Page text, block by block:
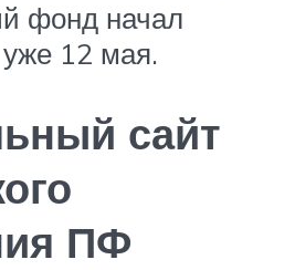
фонд начал
12 мая.
сайт
ПФ